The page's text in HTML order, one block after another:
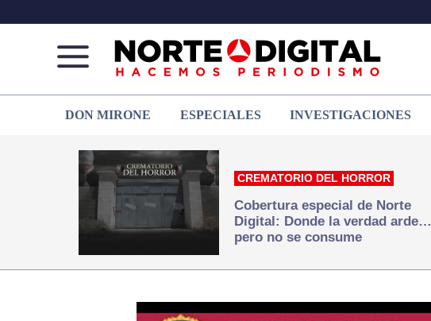
de
Juárez
que
hacemos periodismo
DON MIRONE ESPECIALES INVESTIGACIONES
CREMATORIO DEL HORROR
Cobertura especial de Norte
Digital: Donde la verdad arde…
pero no se consume